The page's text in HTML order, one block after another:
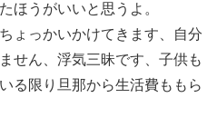
ほうがいいと思うよ。
ょっかいかけてきます、自分
せん、浮気三昧です、子供も
る限り旦那から生活費ももら